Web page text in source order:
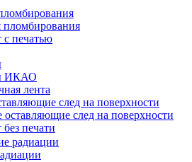
пломбирования
с печатью
ИКАО
лента
след на поверхности
след на поверхности
печати
радиации